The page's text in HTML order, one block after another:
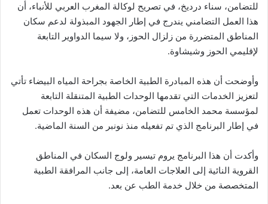
للتضامن، سناء درديخ، في تصريح لوكالة المغرب العربي للأنباء، أن
هذا العمل التضامني يندرج في إطار الجهود المبذولة لدعم سكان
المناطق المتضررة من زلزال الحوز، ولا سيما الدواوير التابعة
لإقليمي الحوز وشيشاوة.
وأوضحت أن هذه المبادرة الطبية الخاصة بجراحة المياه البيضاء تأتي
لتعزيز الخدمات التي تقدمها الوحدات الطبية المتنقلة التابعة
لمؤسسة محمد الخامس للتضامن، مضيفة أن هذه الوحدات تعمل
في إطار البرنامج الذي تم تفعيله منذ نونبر من السنة الماضية.
وأكدت أن هذا البرنامج يروم تيسير ولوج السكان في المناطق
القروية النائية إلى العلاجات العامة، إلى جانب المرافقة الطبية
المتخصصة من خلال خدمة الطب عن بعد.